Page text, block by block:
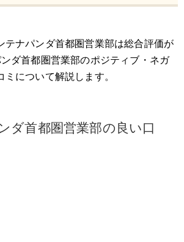
テナパンダ首都圏営業部は総合評価が
ダ首都圏営業部のポジティブ・ネガ
について解説します。
ダ首都圏営業部の良い口